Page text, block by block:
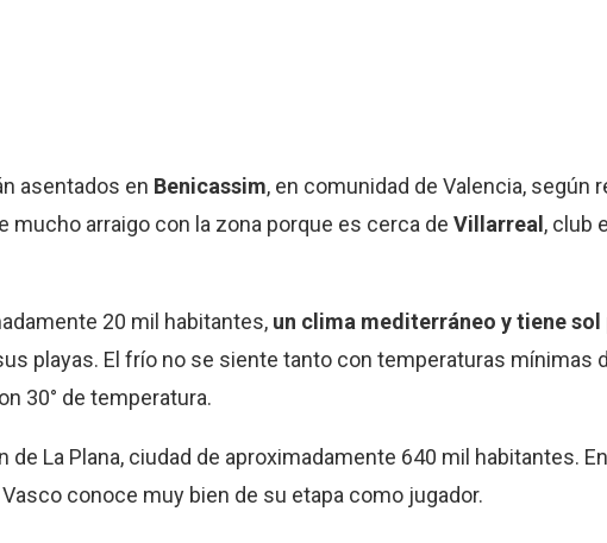
asentados en Benicassim, en comunidad de Valencia, según
mucho arraigo con la zona porque es cerca de Villarreal, club
20 mil habitantes, un clima mediterráneo y tiene
playas. El frío no se siente tanto con temperaturas mínimas
30° de temperatura.
La Plana, ciudad de aproximadamente 640 mil habitantes.
conoce muy bien de su etapa como jugador.